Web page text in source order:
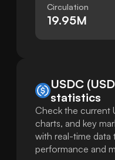
Circulation
19.95M
USDC
statistics
Check the current
charts, and key
with real-time data
performance and